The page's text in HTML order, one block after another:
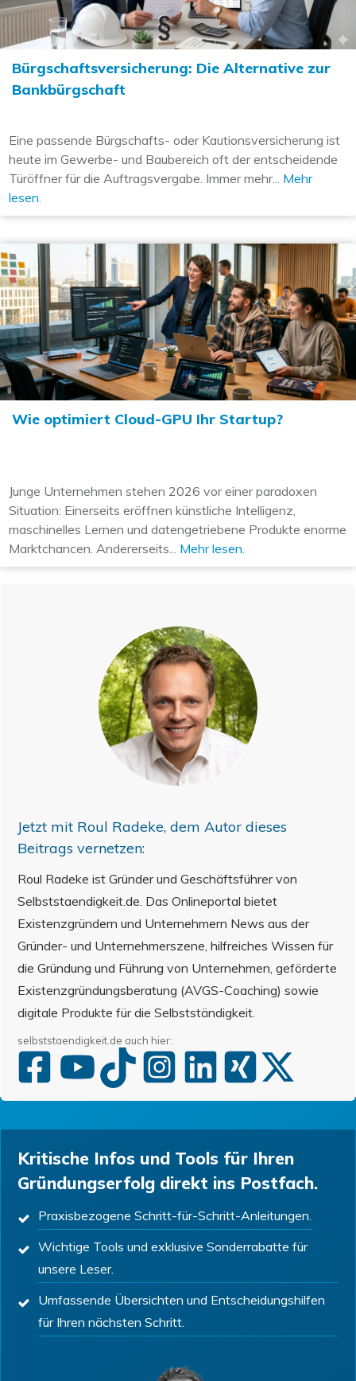
Bürgschaftsversicherung: Die Alternative zur
Bankbürgschaft
Eine passende Bürgschafts- oder Kautionsversicherung ist
heute im Gewerbe- und Baubereich oft der entscheidende
Türöffner für die Auftragsvergabe. Immer mehr... Mehr
lesen.
Wie optimiert Cloud-GPU Ihr Startup?
Junge Unternehmen stehen 2026 vor einer paradoxen
Situation: Einerseits eröffnen künstliche Intelligenz,
maschinelles Lernen und datengetriebene Produkte enorme
Marktchancen. Andererseits... Mehr lesen.
Jetzt mit Roul Radeke, dem Autor dieses
Beitrags vernetzen:
Roul Radeke ist Gründer und Geschäftsführer von
Selbststaendigkeit.de. Das Onlineportal bietet
Existenzgründern und Unternehmern News aus der
Gründer- und Unternehmerszene, hilfreiches Wissen für
die Gründung und Führung von Unternehmen, geförderte
Existenzgründungsberatung (AVGS-Coaching) sowie
digitale Produkte für die Selbstständigkeit.
selbststaendigkeit.de auch hier:
Kritische Infos und Tools für Ihren
Gründungserfolg direkt ins Postfach.
Praxisbezogene Schritt-für-Schritt-Anleitungen.
Wichtige Tools und exklusive Sonderrabatte für
unsere Leser.
Umfassende Übersichten und Entscheidungshilfen
für Ihren nächsten Schritt.